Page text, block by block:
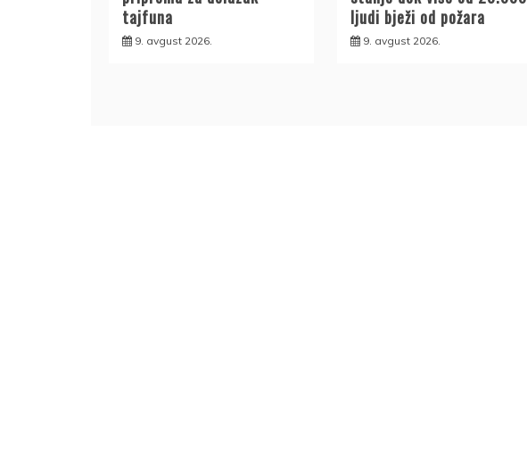
tajfuna
9. avgust 2026.
ljudi bježi od požara
9. avgust 2026.